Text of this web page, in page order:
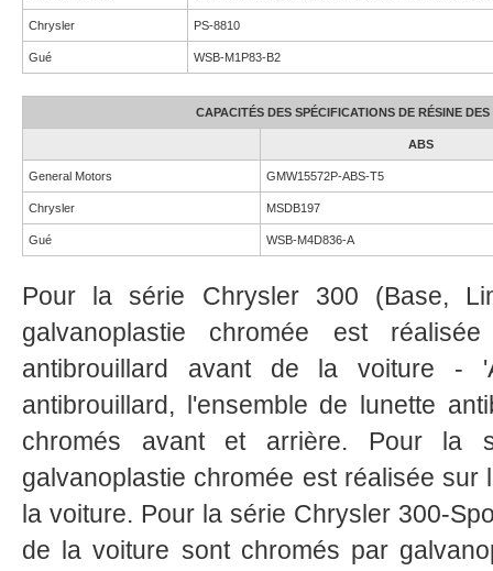
Chrysler PS-8810
Gué WSB-M1P83-B2
CAPACITÉS DES SPÉCIFICATIONS DE RÉSINE
ABS
General Motors GMW15572P-ABS-T5
Chrysler MSDB197
Gué WSB-M4D836-A
Pour la série Chrysler 300 (Base,
galvanoplastie chromée est
antibrouillard avant de la voiture -
antibrouillard, l'ensemble de lunette
chromés avant et arrière. Pour la
galvanoplastie chromée est réalisée
la voiture. Pour la série Chrysler 300-
de la voiture sont chromés par